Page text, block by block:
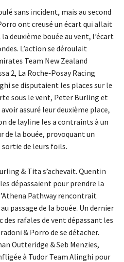
sans incident, mais au second
ont creusé un écart qui allait
deuxième bouée au vent, l’écart
L’action se déroulait
Team New Zealand
2, La Roche-Posay Racing
se disputaient les places sur le
sous le vent, Peter Burling et
assuré leur deuxième place,
de layline les a contraints à un
de la bouée, provoquant un
de leurs foils.
& Tita s’achevait. Quentin
dépassaient pour prendre la
Pathway rencontrait
passage de la bouée. Un dernier
des rafales de vent dépassant les
& Porro de se détacher.
Outteridge & Seb Menzies,
à Tudor Team Alinghi pour